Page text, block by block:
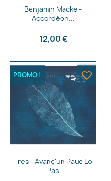
Aperçu rapide
Benjamin Macke -
Accordéon...
12,00 €
 Aperçu rapide
Tres - Avanç'un Pauc Lo
Pas
PROMO ! favorite_border